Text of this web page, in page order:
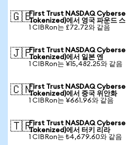
🇬🇧First Trust NASDAQ
Tokenized)에서 영국 파운드
1 CIBRon는 £72.72와 같음
🇯🇵First Trust NASDAQ
Tokenized)에서 일본 엔
1 CIBRon는 ¥15,482.25와 같음
🇨🇳First Trust NASDAQ
Tokenized)에서 중국 위안화
1 CIBRon는 ¥661.96와 같음
🇹🇷First Trust NASDAQ
Tokenized)에서 터키 리라
1 CIBRon는 ₺4,679.60와 같음